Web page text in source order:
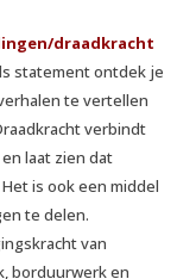
draadkracht
statement ontdek je
te vertellen
verbindt
laat zien dat
is ook een middel
te delen.
van
borduurwerk en